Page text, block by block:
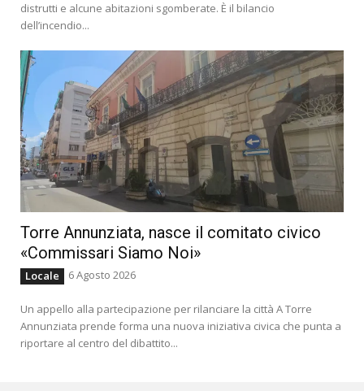
distrutti e alcune abitazioni sgomberate. È il bilancio
dell’incendio...
Torre Annunziata, nasce il comitato civico
«Commissari Siamo Noi»
Locale 6 Agosto 2026
Un appello alla partecipazione per rilanciare la città A Torre
Annunziata prende forma una nuova iniziativa civica che punta a
riportare al centro del dibattito...